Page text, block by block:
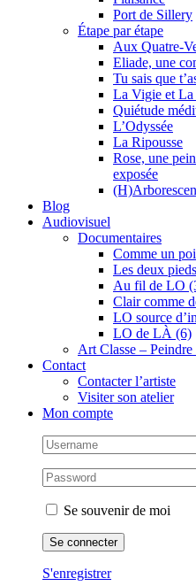
Port de Sillery
Étape par étape
Aux Quatre-
Eliade, une
Tu sais que
La Vigie et
Quiétude
L’Odyssée
La Ripousse
Rose, une
exposée
Blog
Audiovisuel
Documentaires
Comme un
Les deux
Au fil de LO
Clair comme
LO source
LO de LÀ (6)
Art Classe –
Contact
Contacter l’artiste
Visiter son atelier
Mon compte
Se souvenir de moi
S'enregistrer